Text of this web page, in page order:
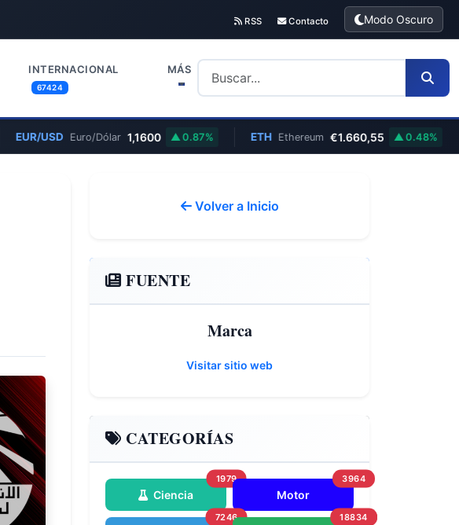
RSS Contacto Modo Oscuro
INTERNACIONAL
67424
MÁS
EUR/USD Euro/Dólar 1,1600 0.87% ETH Ethereum €1.660,55 0.48%
Volver a Inicio
FUENTE
Marca
Visitar sitio web
CATEGORÍAS
Ciencia
1979
Motor
3964
7246 18834